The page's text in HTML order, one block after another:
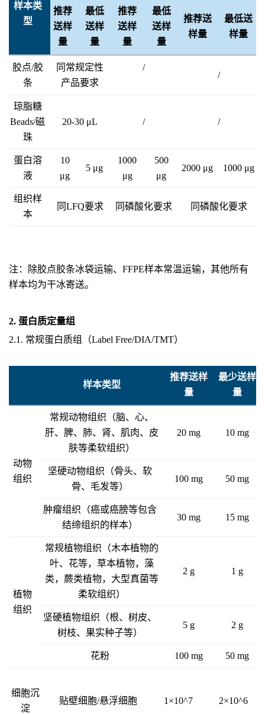
样本类
型
推荐
送样
量
最低
送样
量
推荐
送样
量
最低
送样
量
推荐送
样量
最低送
样量
胶点/胶
条
同常规定性
产品要求
/
/
琼脂糖
Beads/磁
珠
20-30 μL / /
蛋白溶
液
10
μg
5 μg
1000
μg
500
μg
2000 μg 1000 μg
组织样
本
同LFQ要求 同磷酸化要求 同磷酸化要求
注：除胶点胶条冰袋运输、FFPE样本常温运输，其他所有
样本均为干冰寄送。
2. 蛋白质定量组
2.1. 常规蛋白质组（Label Free/DIA/TMT）
样本类型
推荐送样
量
最少送样
量
动物
组织
常规动物组织（脑、心、
肝、脾、肺、肾、肌肉、皮
肤等柔软组织）
20 mg 10 mg
坚硬动物组织（骨头、软
骨、毛发等）
100 mg 50 mg
肿瘤组织（癌或癌膀等包含
结缔组织的样本）
30 mg 15 mg
植物
组织
常规植物组织（木本植物的
叶、花等，草本植物，藻
类，蕨类植物，大型真菌等
柔软组织）
2 g 1 g
坚硬植物组织（根、树皮、
树枝、果实种子等）
5 g 2 g
花粉 100 mg 50 mg
细胞沉
淀
贴壁细胞/悬浮细胞 1×10^7 2×10^6